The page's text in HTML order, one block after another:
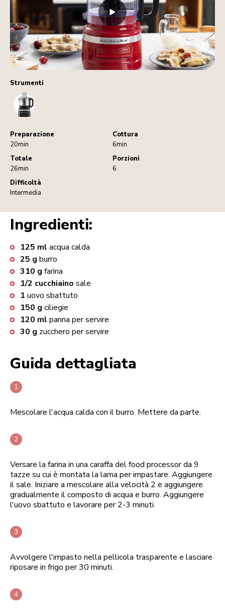
Strumenti
FoodProcessor
Preparazione
20min
Cottura
6min
Totale
26min
Porzioni
6
Difficoltà
Intermedia
Ingredienti:
125 ml acqua calda
25 g burro
310 g farina
1/2 cucchiaino sale
1 uovo sbattuto
150 g ciliegie
120 ml panna per servire
30 g zucchero per servire
Guida dettagliata
Mescolare l'acqua calda con il burro. Mettere da parte.
Versare la farina in una caraffa del food processor da 9
tazze su cui è montata la lama per impastare. Aggiungere
il sale. Iniziare a mescolare alla velocità 2 e aggiungere
gradualmente il composto di acqua e burro. Aggiungere
l'uovo sbattuto e lavorare per 2-3 minuti.
Avvolgere l'impasto nella pellicola trasparente e lasciare
riposare in frigo per 30 minuti.